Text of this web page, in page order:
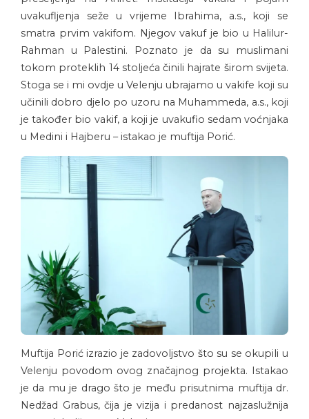
uvakufljenja seže u vrijeme Ibrahima, a.s., koji se
smatra prvim vakifom. Njegov vakuf je bio u Halilur-
Rahman u Palestini. Poznato je da su muslimani
tokom proteklih 14 stoljeća činili hajrate širom svijeta.
Stoga se i mi ovdje u Velenju ubrajamo u vakife koji su
učinili dobro djelo po uzoru na Muhammeda, a.s., koji
je također bio vakif, a koji je uvakufio sedam voćnjaka
u Medini i Hajberu – istakao je muftija Porić.
Muftija Porić izrazio je zadovoljstvo što su se okupili u
Velenju povodom ovog značajnog projekta. Istakao
je da mu je drago što je među prisutnima muftija dr.
Nedžad Grabus, čija je vizija i predanost najzaslužnija